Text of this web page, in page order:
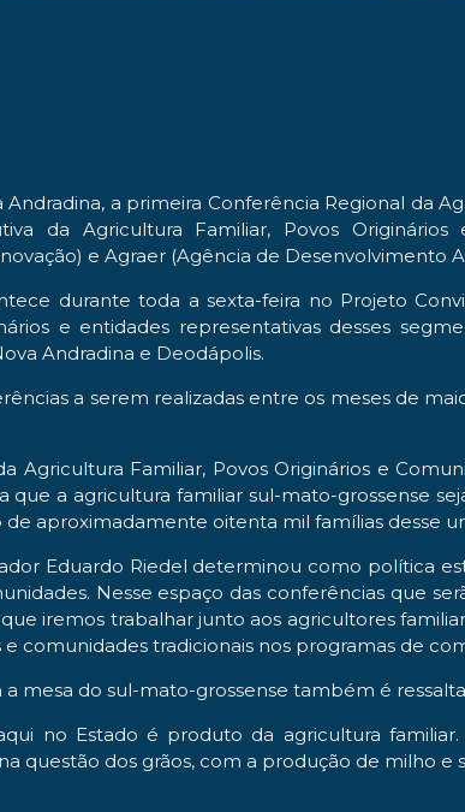
a primeira Conferência Regional da
da Agricultura Familiar, Povos
e Agraer (Agência de Desenvolvimento
durante toda a sexta-feira no Projeto
e entidades representativas desses
Andradina e Deodápolis.
a serem realizadas entre os meses de
Familiar, Povos Originários e
a agricultura familiar sul-mato-grossense
aproximadamente oitenta mil famílias desse
Eduardo Riedel determinou como política
Nesse espaço das conferências que
iremos trabalhar junto aos agricultores
comunidades tradicionais nos programas de
mesa do sul-mato-grossense também é
no Estado é produto da agricultura
questão dos grãos, com a produção de milho e